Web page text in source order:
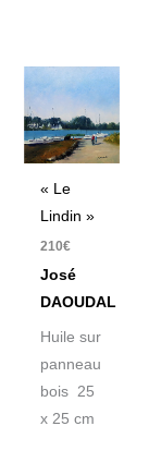
« Le
Lindin »
210€
José
DAOUDAL
Huile sur
panneau
bois 25
x 25 cm